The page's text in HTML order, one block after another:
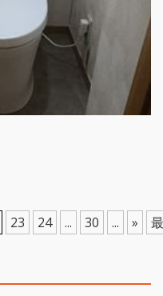
23 24 ... 30 ... »
最